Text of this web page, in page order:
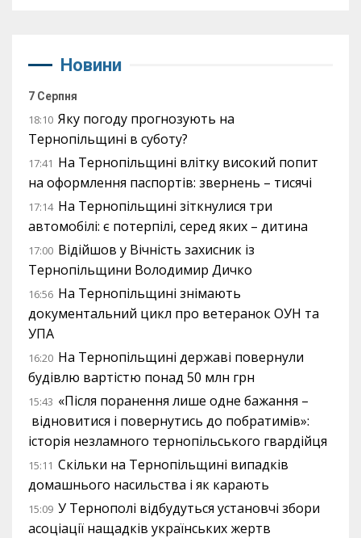
Новини
7 Серпня
18:10 Яку погоду прогнозують на
Тернопільщині в суботу?
17:41 На Тернопільщині влітку високий попит
на оформлення паспортів: звернень – тисячі
17:14 На Тернопільщині зіткнулися три
автомобілі: є потерпілі, серед яких – дитина
17:00 Відійшов у Вічність захисник із
Тернопільщини Володимир Дичко
16:56 На Тернопільщині знімають
документальний цикл про ветеранок ОУН та
УПА
16:20 На Тернопільщині державі повернули
будівлю вартістю понад 50 млн грн
15:43 «Після поранення лише одне бажання –
відновитися і повернутись до побратимів»:
історія незламного тернопільського гвардійця
15:11 Скільки на Тернопільщині випадків
домашнього насильства і як карають
15:09 У Тернополі відбудуться установчі збори
асоціації нащадків українських жертв